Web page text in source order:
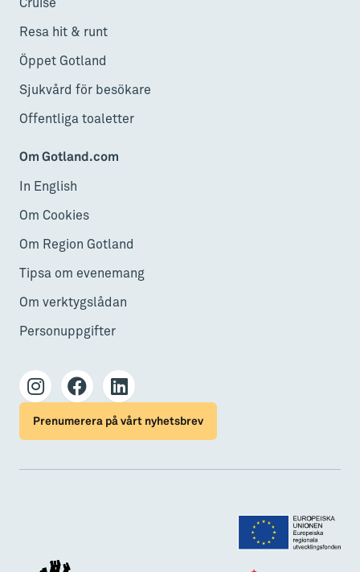
Cruise
Resa hit & runt
Öppet Gotland
Sjukvård för besökare
Offentliga toaletter
Om Gotland.com
In English
Om Cookies
Om Region Gotland
Tipsa om evenemang
Om verktygslådan
Personuppgifter
Prenumerera på vårt nyhetsbrev